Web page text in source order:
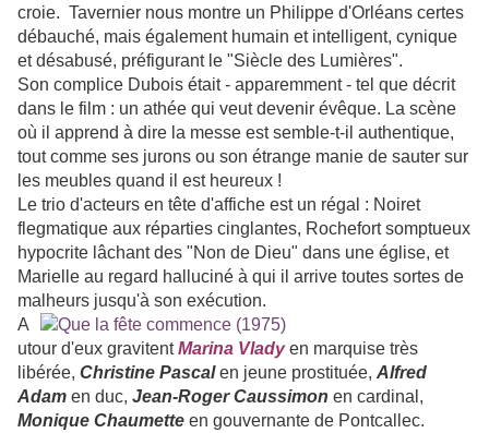
croie. Tavernier nous montre un Philippe d'Orléans certes
débauché, mais également humain et intelligent, cynique
et désabusé, préfigurant le "Siècle des Lumières".
Son complice Dubois était - apparemment - tel que décrit
dans le film : un athée qui veut devenir évêque. La scène
où il apprend à dire la messe est semble-t-il authentique,
tout comme ses jurons ou son étrange manie de sauter sur
les meubles quand il est heureux !
Le trio d'acteurs en tête d'affiche est un régal : Noiret
flegmatique aux réparties cinglantes, Rochefort somptueux
hypocrite lâchant des "Non de Dieu" dans une église, et
Marielle au regard halluciné à qui il arrive toutes sortes de
malheurs jusqu'à son exécution.
A
utour d'eux gravitentMarina Vladyen marquise très
libérée, Christine Pascalen jeune prostituée, Alfred
Adam en duc, Jean-Roger Caussimon en cardinal,
Monique Chaumette en gouvernante de Pontcallec.